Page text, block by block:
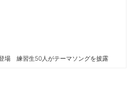
場 練習生50人がテーマソングを披露